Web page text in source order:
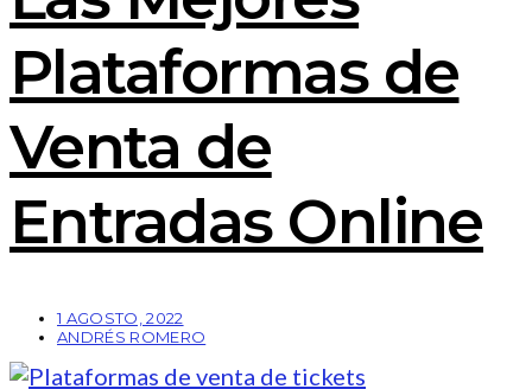
Plataformas de
Venta de
Entradas Online
1 AGOSTO, 2022
ANDRÉS ROMERO